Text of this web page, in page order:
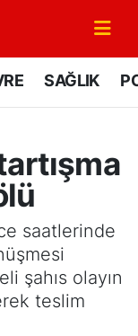
SAĞLIK
saatlerinde
şahıs olayın
teslim